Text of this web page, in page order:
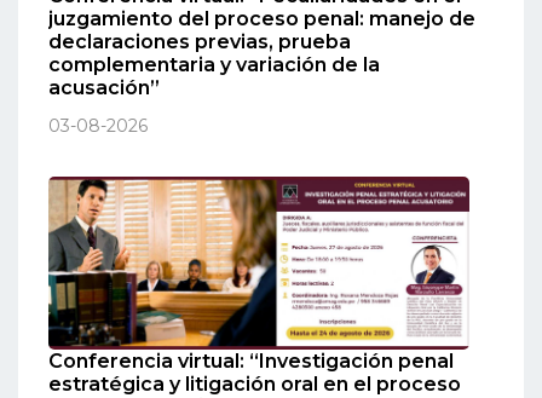
juzgamiento del proceso penal: manejo de
declaraciones previas, prueba
complementaria y variación de la
acusación”
03-08-2026
Conferencia virtual: “Investigación penal
estratégica y litigación oral en el proceso